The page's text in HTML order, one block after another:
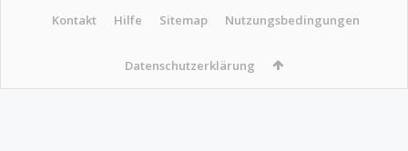
Kontakt Hilfe Sitemap Nutzungsbedingungen
Datenschutzerklärung